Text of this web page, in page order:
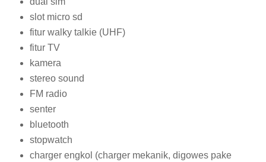
slot micro sd
fitur walky talkie (UHF)
fitur TV
kamera
stereo sound
FM radio
senter
bluetooth
stopwatch
charger engkol (charger mekanik, digowes pake